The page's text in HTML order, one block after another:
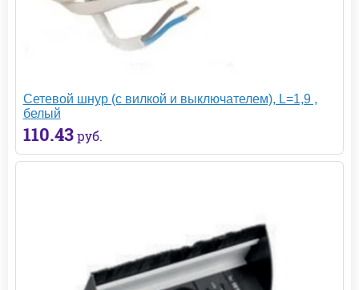
Сетевой шнур (с вилкой и выключателем), L=1,9 ,
белый
110.43 руб.